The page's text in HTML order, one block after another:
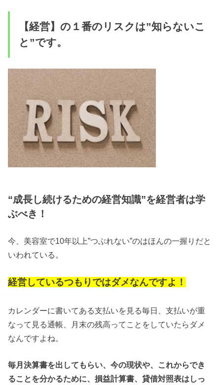
【経営】の１番のリスクは”知らないこ
と”です。
“成長し続けるための経営知識”を経営者は学
ぶべき！
今、美容室で10年以上”つぶれない”のはほんの一握りだと
いわれている。
経営しているつもりではダメなんですよ！
カレンダーに書いてある支払いを見る毎日、支払いが重
なって見る通帳、月末の残高ってことをしていたらダメ
なんですよね。
毎月決算書を出してもらい、今の現状や、これからでき
ることを分かるために、損益計算書、貸借対照表はしっ